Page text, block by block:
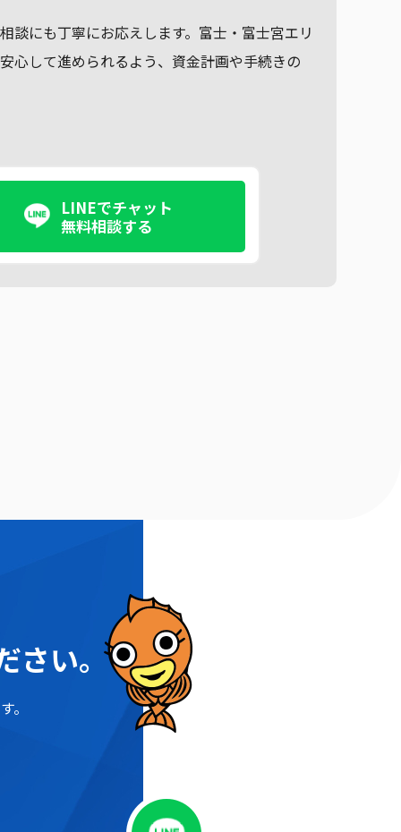
談にも丁寧にお応えします。富士・富士宮エリ
心して進められるよう、資金計画や手続きの
LINEでチャット
無料相談する
さい。
。